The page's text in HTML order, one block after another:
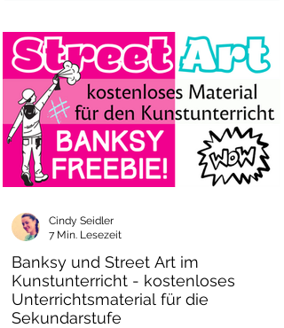
Banksy und Street Art im
Kunstunterricht - kostenloses
Unterrichtsmaterial für die
Sekundarstufe
Cindy Seidler
7 Min. Lesezeit